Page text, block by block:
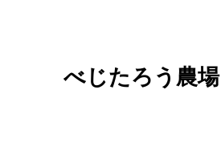
べじたろう農場